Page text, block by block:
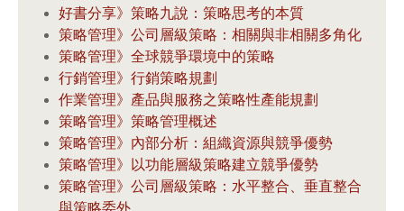
好書分享》策略九說：策略思考的本質
策略管理》公司層級策略：相關與非相關多角化
策略管理》全球競爭環境中的策略
行銷管理》行銷策略規劃
作業管理》產品與服務之策略性產能規劃
策略管理》策略管理概述
策略管理》內部分析：組織資源與競爭優勢
策略管理》以功能層級策略建立競爭優勢
策略管理》公司層級策略：水平整合、垂直整合
與策略委外